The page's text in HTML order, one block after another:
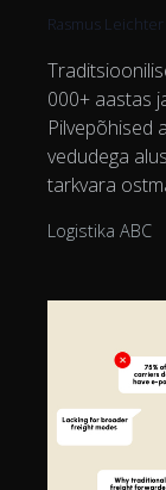
Rasmus Leichter
000+ aastas
Pilvepõhised
vedudega
tarkvara
Logistika ABC